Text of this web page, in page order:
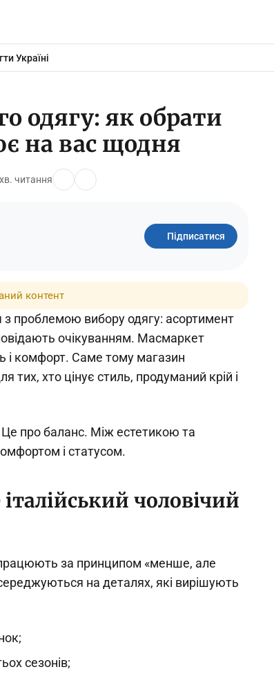
Україні
одягу: як обрати
на вас щодня
читання
Підписатися
контент
з проблемою вибору одягу: асортимент
очікуванням. Масмаркет
і комфорт. Саме тому магазин
тих, хто цінує стиль, продуманий крій і
про баланс. Між естетикою та
і статусом.
чоловічий
працюють за принципом «менше, але
на деталях, які вирішують
сезонів;